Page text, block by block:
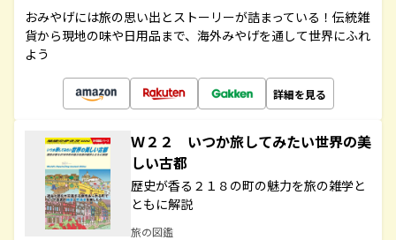
おみやげには旅の思い出とストーリーが詰まっている！伝統雑
貨から現地の味や日用品まで、海外みやげを通して世界にふれ
よう
詳細を見る
Ｗ２２ いつか旅してみたい世界の美
しい古都
歴史が香る２１８の町の魅力を旅の雑学と
ともに解説
旅の図鑑